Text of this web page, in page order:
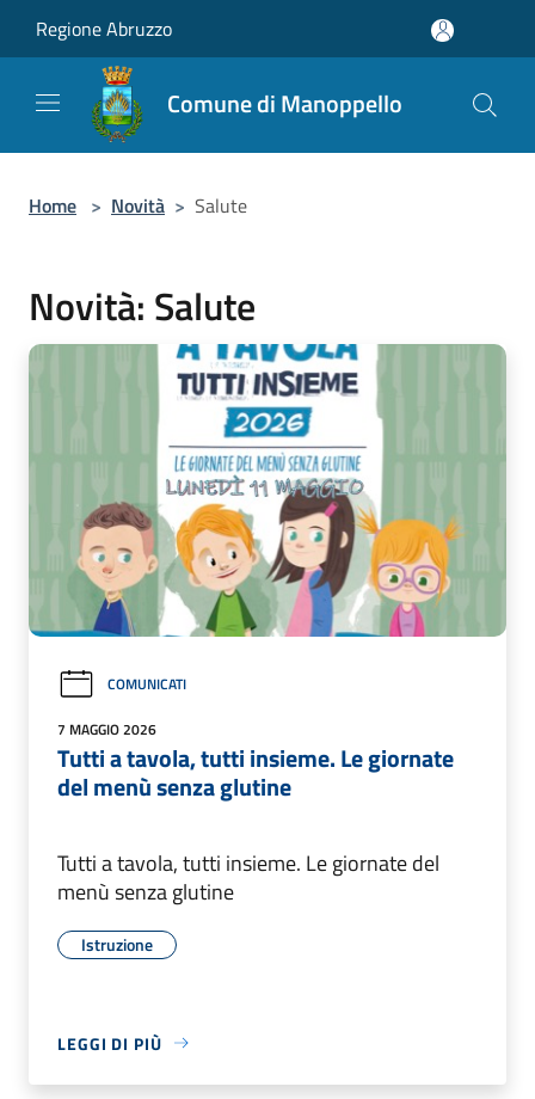
Regione Abruzzo
Comune di Manoppello
Home > Novità > Salute
Novità: Salute
COMUNICATI
7 MAGGIO 2026
Tutti a tavola, tutti insieme. Le giornate
del menù senza glutine
Tutti a tavola, tutti insieme. Le giornate del
menù senza glutine
Istruzione
LEGGI DI PIÙ